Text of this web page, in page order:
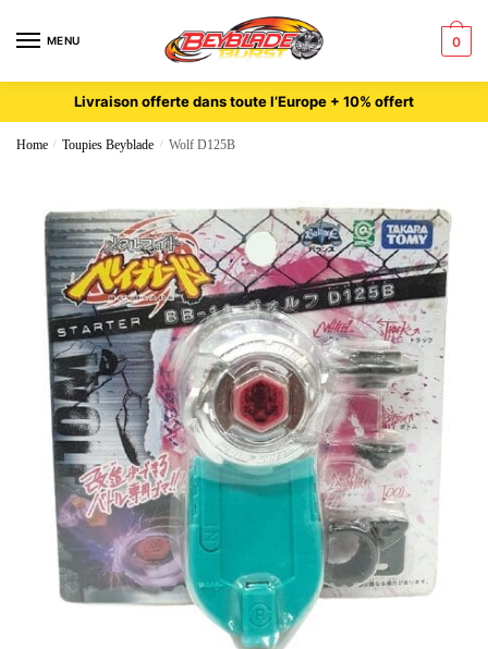
MENU 0
Livraison offerte dans toute l’Europe + 10% offert
Home / Toupies Beyblade / Wolf D125B